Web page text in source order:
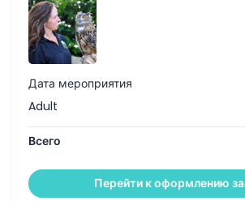
Как добраться туда
Как воспользоваться
Политика отмены
Дата мероприятия
Adult
Всего
Перейти к оформлению